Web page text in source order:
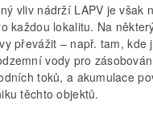
vliv nádrží LAPV je však
každou lokalitu. Na
převážit – např. tam, kde
vody pro
toků, a akumulace
těchto objektů.